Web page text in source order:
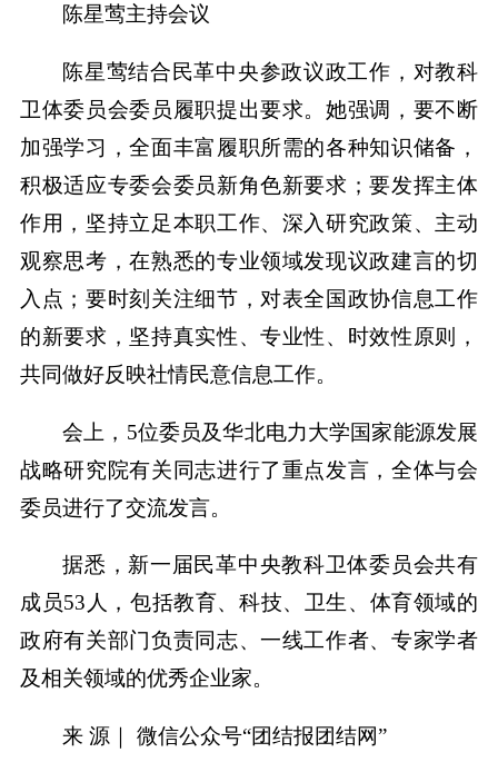
陈星莺主持会议
陈星莺结合民革中央参政议政工作，对教科
卫体委员会委员履职提出要求。她强调，要不断
加强学习，全面丰富履职所需的各种知识储备，
积极适应专委会委员新角色新要求；要发挥主体
作用，坚持立足本职工作、深入研究政策、主动
观察思考，在熟悉的专业领域发现议政建言的切
入点；要时刻关注细节，对表全国政协信息工作
的新要求，坚持真实性、专业性、时效性原则，
共同做好反映社情民意信息工作。
会上，5位委员及华北电力大学国家能源发展
战略研究院有关同志进行了重点发言，全体与会
委员进行了交流发言。
据悉，新一届民革中央教科卫体委员会共有
成员53人，包括教育、科技、卫生、体育领域的
政府有关部门负责同志、一线工作者、专家学者
及相关领域的优秀企业家。
来 源｜ 微信公众号“团结报团结网”